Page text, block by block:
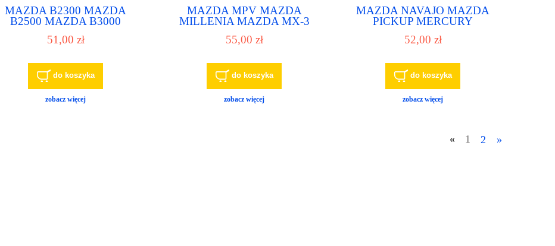
MAZDA B2300 MAZDA
B2500 MAZDA B3000
PICKUP filtr do automatu, filtr
51,00 zł
do koszyka
zobacz więcej
MAZDA MPV MAZDA
MILLENIA MAZDA MX-3
automatu, filtr do skrzyni biegów
55,00 zł
do koszyka
zobacz więcej
MAZDA NAVAJO MAZDA
PICKUP MERCURY
automatycznej skrzyni biegów
52,00 zł
do koszyka
zobacz więcej
« 1 2 »